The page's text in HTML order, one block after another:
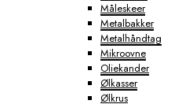
Måleskeer
Metalbakker
Metalhåndtag
Mikroovne
Oliekander
Ølkasser
Ølkrus